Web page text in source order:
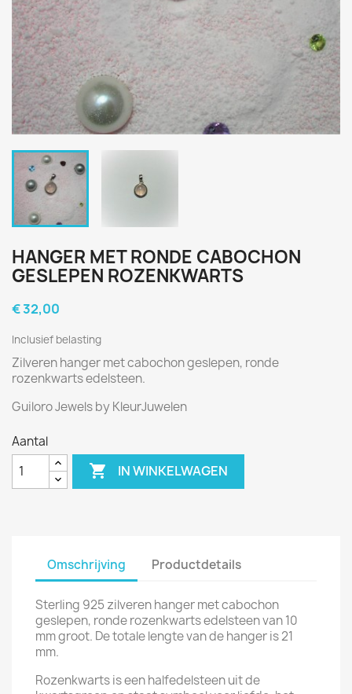
HANGER MET RONDE CABOCHON
GESLEPEN ROZENKWARTS
€ 32,00
Inclusief belasting
Zilveren hanger met cabochon geslepen, ronde
rozenkwarts edelsteen.
Guiloro Jewels by KleurJuwelen
Aantal
 IN WINKELWAGEN
Omschrijving Productdetails
Sterling 925 zilveren hanger met cabochon
geslepen, ronde rozenkwarts edelsteen van 10
mm groot. De totale lengte van de hanger is 21
mm.
Rozenkwarts is een halfedelsteen uit de